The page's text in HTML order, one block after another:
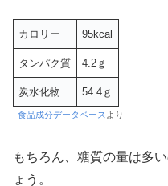
カロリー 95kcal
タンパク質 4.2ｇ
炭水化物 54.4ｇ
食品成分データベース より
もちろん、糖質の量は多
ょう。